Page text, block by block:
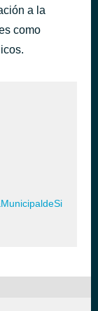
a la
como